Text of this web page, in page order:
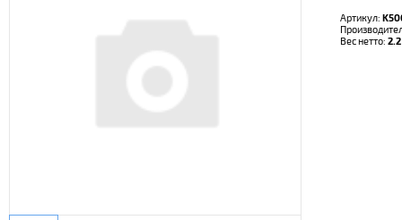
Артикул:
Вес нетто: 2.2